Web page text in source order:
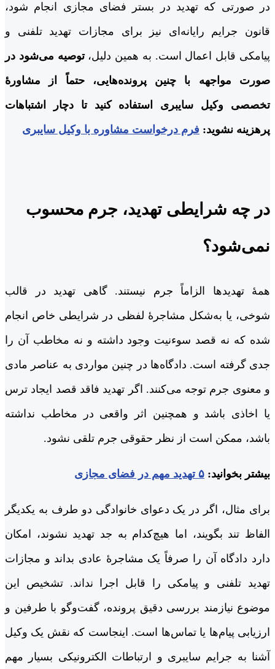
در صورتی که تهدید در بستر فضای مجازی انجام شود،
قانون جرایم رایانه‌ای نیز برای مجازات تهدید تلفنی و
پیامکی قابل اعمال است. به همین دلیل،توصیه می‌شود در
صورت مواجهه با چنین پرونده‌هایی، حتماً از مشاورۀ
تخصصی وکیل سایبری استفاده کنید تا دچار اشتباهات
پرهزینه نشوید: فرم درخواست مشاوره با وکیل سایبری
در چه شرایطی تهدید، جرم محسوب
نمی‌شود؟
همۀ تهدیدها الزاماً جرم نیستند. گاهی تهدید در قالب
شوخی، یا به‌شکل مشاجرۀ لفظی در شرایطی خاص انجام
شده که نه قصد سوءنیت وجود داشته و نه مخاطب آن را
جدی گرفته است. دادگاه‌ها در چنین مواردی به عناصر مادی
و معنوی جرم توجه می‌کنند. اگر تهدید فاقد قصد ایجاد ترس
یا اخاذی باشد و همچنین اثر واقعی در مخاطب نداشته
باشد، ممکن است از نظر حقوقی جرم تلقی نشود.
بیشتر بخوانید: ۵ تهدید مهم در فضای مجازی
برای مثال، اگر در یک دعوای خانوادگی دو طرف به یکدیگر
الفاظ تند بگویند، اما هیچ‌کدام به جد تهدید نشوند، امکان
دارد دادگاه آن را صرفاً یک مشاجرۀ عادی بداند و مجازات
تهدید تلفنی و پیامکی را قابل اجرا نداند. تشخیص این
موضوع نیازمند بررسی دقیق پرونده، گفت‌وگو با طرفین و
ارزیابی پیام‌ها یا تماس‌ها است. اینجاست که نقش یک وکیل
آشنا به جرایم سایبری و ارتباطات الکترونیکی بسیار مهم